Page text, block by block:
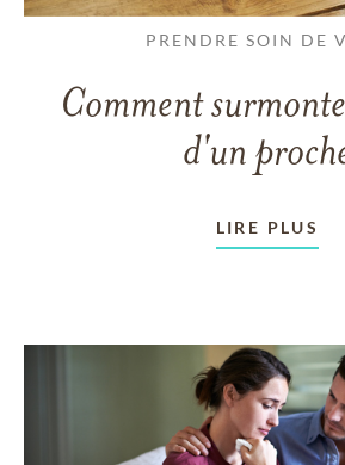
PRENDRE SOIN DE
Comment
d'un
LIRE PLUS